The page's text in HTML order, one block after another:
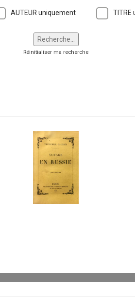
AUTEUR uniquement TITRE
Réinitialiser ma recherche